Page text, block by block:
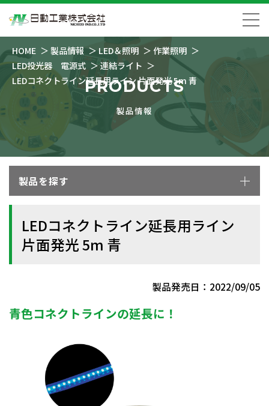
HOME 製品情報 LED＆照明
作業照明
LED投光器 電源式
連結ライト
LEDコネクトライン延長用ライン 片面発光 5m 青
PRODUCTS
製品情報
製品を探す
LEDコネクトライン延長用ライン
片面発光 5m 青
製品発売日：2022/09/05
青色コネクトラインの延長に！